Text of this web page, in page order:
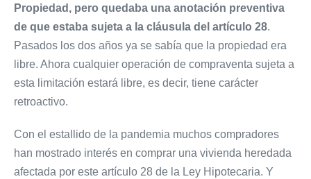
Propiedad, pero quedaba una anotación preventiva
de que estaba sujeta a la cláusula del artículo 28.
Pasados los dos años ya se sabía que la propiedad era
libre. Ahora cualquier operación de compraventa sujeta a
esta limitación estará libre, es decir, tiene carácter
retroactivo.
Con el estallido de la pandemia muchos compradores
han mostrado interés en comprar una vivienda heredada
afectada por este artículo 28 de la Ley Hipotecaria. Y